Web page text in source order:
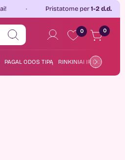
Pristatome per1-2 d.d. Jau
0 0
PAGAL ODOS TIPĄ RINKINIAI IR DOVANOS